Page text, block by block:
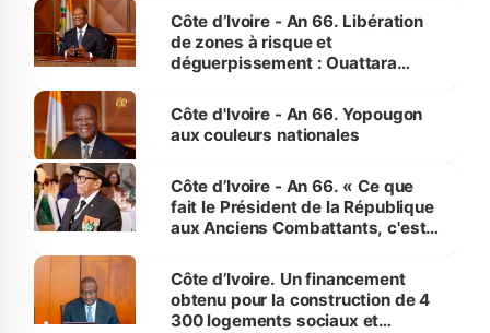
milieu des sinistrés
Côte d’Ivoire - An 66. Libération
de zones à risque et
déguerpissement : Ouattara
l'Etat de droit pour préserver les
vies humaines »
Côte d'Ivoire - An 66. Yopougon
aux couleurs nationales
Côte d’Ivoire - An 66. « Ce que
fait le Président de la République
aux Anciens Combattants, c'est
Côte d’Ivoire. Un financement
obtenu pour la construction de 4
300 logements sociaux et